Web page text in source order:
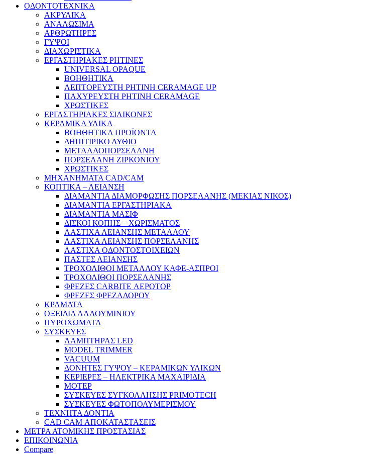
ΟΔΟΝΤΟΤΕΧΝΙΚΑ
ΑΚΡΥΛΙΚΑ
ΑΝΑΛΩΣΙΜΑ
ΑΡΘΡΩΤΗΡΕΣ
ΓΥΨΟΙ
ΔΙΑΧΩΡΙΣΤΙΚΑ
ΕΡΓΑΣΤΗΡΙΑΚΕΣ ΡΗΤΙΝΕΣ
UNIVERSAL OPAQUE
ΒΟΗΘΗΤΙΚΑ
ΛΕΠΤΟΡΕΥΣΤΗ ΡΗΤΙΝΗ CERAMAGE UP
ΠΑΧΥΡΕΥΣΤΗ ΡΗΤΙΝΗ CERAMAGE
ΧΡΩΣΤΙΚΕΣ
ΕΡΓΑΣΤΗΡΙΑΚΕΣ ΣΙΛΙΚΟΝΕΣ
ΚΕΡΑΜΙΚΑ ΥΛΙΚΑ
ΒΟΗΘΗΤΙΚΑ ΠΡΟΪΟΝΤΑ
ΔΗΠΙΤΙΡΙΚΟ ΛΥΘΙΟ
ΜΕΤΑΛΛΟΠΟΡΣΕΛΑΝΗ
ΠΟΡΣΕΛΑΝΗ ΖΙΡΚΟΝΙΟΥ
ΧΡΩΣΤΙΚΕΣ
ΜΗΧΑΝΗΜΑΤΑ CAD/CAM
ΚΟΠΤΙΚΑ – ΛΕΙΑΝΣΗ
ΔΙΑΜΑΝΤΙΑ ΔΙΑΜΟΡΦΩΣΗΣ ΠΟΡΣΕΛΑΝΗΣ (ΜΕΚΙΑΣ ΝΙΚΟΣ)
ΔΙΑΜΑΝΤΙΑ ΕΡΓΑΣΤΗΡΙΑΚΑ
ΔΙΑΜΑΝΤΙΑ ΜΑΣΙΦ
ΔΙΣΚΟΙ ΚΟΠΗΣ – ΧΩΡΙΣΜΑΤΟΣ
ΛΑΣΤΙΧΑ ΛΕΙΑΝΣΗΣ ΜΕΤΑΛΛΟΥ
ΛΑΣΤΙΧΑ ΛΕΙΑΝΣΗΣ ΠΟΡΣΕΛΑΝΗΣ
ΛΑΣΤΙΧΑ ΟΔΟΝΤΟΣΤΟΙΧΕΙΩΝ
ΠΑΣΤΕΣ ΛΕΙΑΝΣΗΣ
ΤΡΟΧΟΛΙΘΟΙ ΜΕΤΑΛΛΟΥ ΚΑΦΕ-ΑΣΠΡΟΙ
ΤΡΟΧΟΛΙΘΟΙ ΠΟΡΣΕΛΑΝΗΣ
ΦΡΕΖΕΣ CARBITE ΑΕΡΟΤΟΡ
ΦΡΕΖΕΣ ΦΡΕΖΑΔΟΡΟΥ
ΚΡΑΜΑΤΑ
ΟΞΕΙΔΙΑ ΑΛΛΟΥΜΙΝΙΟΥ
ΠΥΡΟΧΩΜΑΤΑ
ΣΥΣΚΕΥΕΣ
ΛΑΜΠΤΗΡΑΣ LED
MODEL TRIMMER
VACUUM
ΔΟΝΗΤΕΣ ΓΥΨΟΥ – ΚΕΡΑΜΙΚΩΝ ΥΛΙΚΩΝ
ΚΕΡΙΕΡΕΣ – ΗΛΕΚΤΡΙΚΑ ΜΑΧΑΙΡΙΔΙΑ
ΜΟΤΕΡ
ΣΥΣΚΕΥΕΣ ΣΥΓΚΟΛΛΗΣΗΣ PRIMOTECH
ΣΥΣΚΕΥΕΣ ΦΩΤΟΠΟΛΥΜΕΡΙΣΜΟΥ
ΤΕΧΝΗΤΑ ΔΟΝΤΙΑ
CAD CAM ΑΠΟΚΑΤΑΣΤΑΣΕΙΣ
ΜΕΤΡΑ ΑΤΟΜΙΚΗΣ ΠΡΟΣΤΑΣΙΑΣ
ΕΠΙΚΟΙΝΩΝΙΑ
Compare